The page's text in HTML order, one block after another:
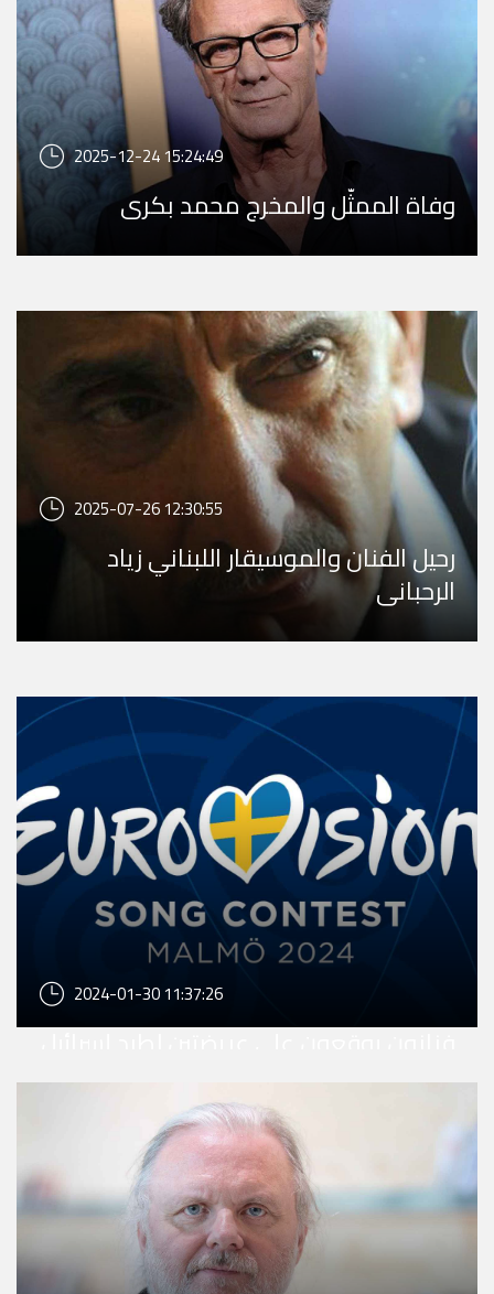
2025-12-24 15:24:49
وفاة الممثّل والمخرج محمد بكري
2025-07-26 12:30:55
رحيل الفنان والموسيقار اللبناني زياد
الرحباني
2024-01-30 11:37:26
فنانون يوقعون على عريضتين لطرد إسرائيل
من "يورو فيجين 2024"